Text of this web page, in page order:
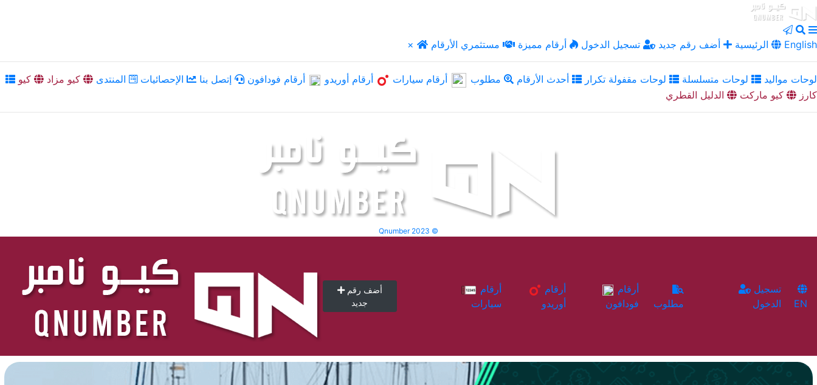
× الرئيسية أضف رقم جديد تسجيل الدخول أرقام مميزة مستثمري الأرقام English
لوحات مواليد لوحات متسلسلة لوحات مقفولة تكرار أحدث الأرقام مطلوب أرقام سيارات أرقام أوريدو أرقام فودافون إتصل بنا الإحصائيات المنتدى كيو مزاد
كيو
كارز
كيو ماركت الدليل القطري
Qnumber 2023 ©
أضف رقم
جديد
سيارات
أوريدو
فودافون
مطلوب
الدخول
EN